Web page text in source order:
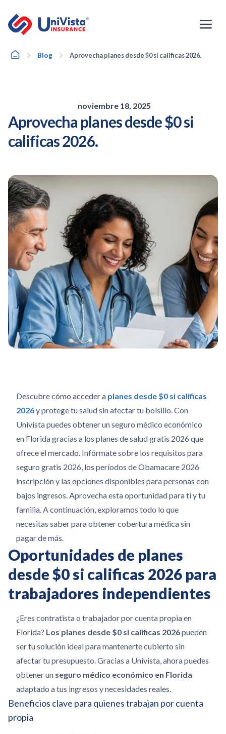
contenido
HomeBlog Aprovecha planes desde $0 si calificas 2026.
noviembre 18, 2025
Aprovecha planes desde $0 si
calificas 2026.
Descubre cómo acceder a planes desde $0 si calificas
2026y protege tu salud sin afectar tu bolsillo. Con
Univista puedes obtener un seguro médico económico
en Florida gracias a los planes de salud gratis 2026 que
ofrece el mercado. Infórmate sobre los requisitos para
seguro gratis 2026, los períodos de Obamacare 2026
inscripción y las opciones disponibles para personas con
bajos ingresos. Aprovecha esta oportunidad para ti y tu
familia. A continuación, exploramos todo lo que
necesitas saber para obtener cobertura médica sin
pagar de más.
Oportunidades de planes
desde $0 si calificas 2026 para
trabajadores independientes
¿Eres contratista o trabajador por cuenta propia en
Florida? Los planes desde $0 si calificas 2026pueden
ser tu solución ideal para mantenerte cubierto sin
afectar tu presupuesto. Gracias a Univista, ahora puedes
obtener un seguro médico económico en Florida
adaptado a tus ingresos y necesidades reales.
Beneficios clave para quienes trabajan por cuenta
propia